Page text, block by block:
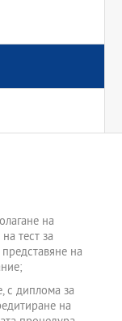
на
тест за
на
с диплома за
на